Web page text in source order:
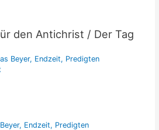
den Antichrist / Der Tag
Beyer, Endzeit, Predigten
, Endzeit, Predigten